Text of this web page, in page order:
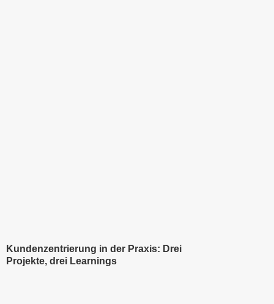
Kundenzentrierung in der Praxis: Drei
Projekte, drei Learnings